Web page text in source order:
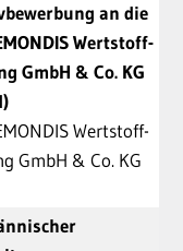
an die
Wertstoff-
GmbH & Co. KG
Wertstoff-
GmbH & Co. KG